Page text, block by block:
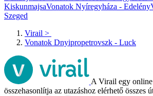
KiskunmajsaVonatok Nyíregyháza - Edelény
Szeged
Virail >
Vonatok Dnyipropetrovszk - Luck
A Virail egy
összehasonlítja az utazáshoz elérhető összes